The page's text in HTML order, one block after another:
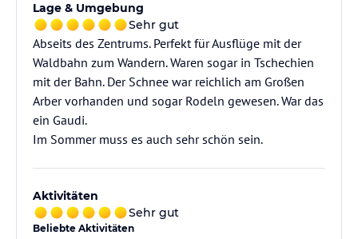
Lage & Umgebung
Sehr gut
Abseits des Zentrums. Perfekt für Ausflüge mit der
Waldbahn zum Wandern. Waren sogar in Tschechien
mit der Bahn. Der Schnee war reichlich am Großen
Arber vorhanden und sogar Rodeln gewesen. War das
ein Gaudi.
Im Sommer muss es auch sehr schön sein.
Aktivitäten
Sehr gut
Beliebte Aktivitäten